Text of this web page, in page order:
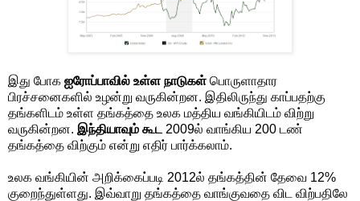
இது போக ஐரோப்பாவில் உள்ள நாடுகள் பொருளாதார
பிரச்சனைகளில் உழன்று வருகின்றன. இதிலிருந்து காப்பதற்கு
தங்களிடம் உள்ள தங்கத்தை உலக மத்திய வங்கியிடம் விற்று
வருகின்றன. இந்தியாவும் கூட 2009ல் வாங்கிய 200 டண்
தங்கத்தை விற்கும் என்று எதிர் பார்க்கலாம்.
உலக வங்கியின் அறிக்கைப்படி 2012ல் தங்கத்தின் தேவை 12%
குறைந்துள்ளது. இவ்வாறு தங்கத்தை வாங்குவதை விட விற்பதிலே